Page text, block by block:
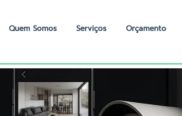
Quem Somos Serviços Orçamento